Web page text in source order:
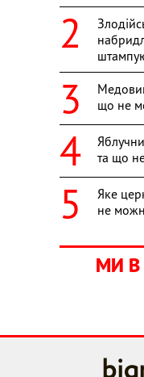
що не
та що
Яке
не
МИ В